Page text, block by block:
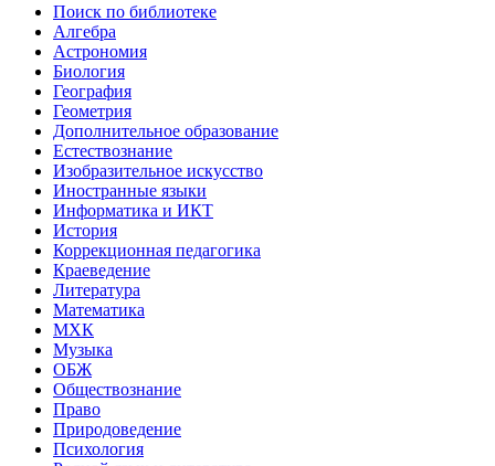
Поиск по библиотеке
Алгебра
Астрономия
Биология
География
Геометрия
Дополнительное образование
Естествознание
Изобразительное искусство
Иностранные языки
Информатика и ИКТ
История
Коррекционная педагогика
Краеведение
Литература
Математика
МХК
Музыка
ОБЖ
Обществознание
Право
Природоведение
Психология